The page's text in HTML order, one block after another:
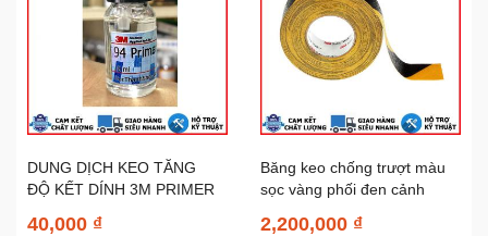
DUNG DỊCH KEO TĂNG
ĐỘ KẾT DÍNH 3M PRIMER
40,000 ₫
Băng keo chống trượt màu
sọc vàng phối đen cảnh
2,200,000 ₫